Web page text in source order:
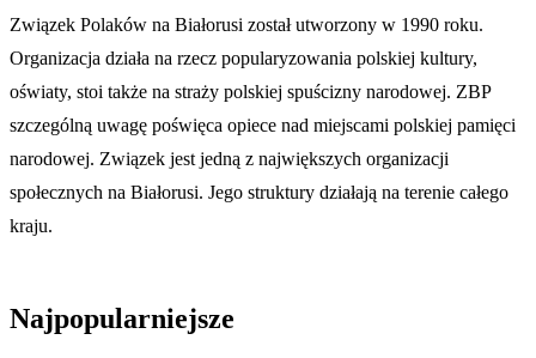
Związek Polaków na Białorusi został utworzony w 1990 roku.
Organizacja działa na rzecz popularyzowania polskiej kultury,
oświaty, stoi także na straży polskiej spuścizny narodowej. ZBP
szczególną uwagę poświęca opiece nad miejscami polskiej pamięci
narodowej. Związek jest jedną z największych organizacji
społecznych na Białorusi. Jego struktury działają na terenie całego
kraju.
Najpopularniejsze